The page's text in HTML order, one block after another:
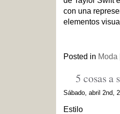
con una
elementos
Posted in Moda
5 cosas a
Sábado, abril 2nd,
Estilo